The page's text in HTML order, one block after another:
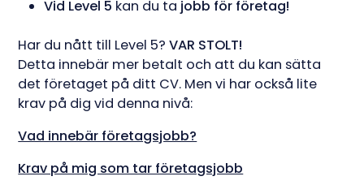
Vid Level 5 kan du ta jobb för företag!
Har du nått till Level 5?VAR STOLT!
Detta innebär mer betalt och att du kan sätta
det företaget på ditt CV. Men vi har också lite
krav på dig vid denna nivå:
Vad innebär företagsjobb?
Krav på mig som tar företagsjobb